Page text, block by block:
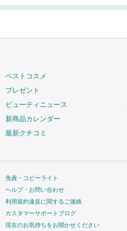
ベストコスメ
プレゼント
ビューティニュース
新商品カレンダー
最新クチコミ
免責・コピーライト
ヘルプ・お問い合わせ
利用規約違反に関するご連絡
カスタマーサポートブログ
現在のお気持ちをお聞かせください